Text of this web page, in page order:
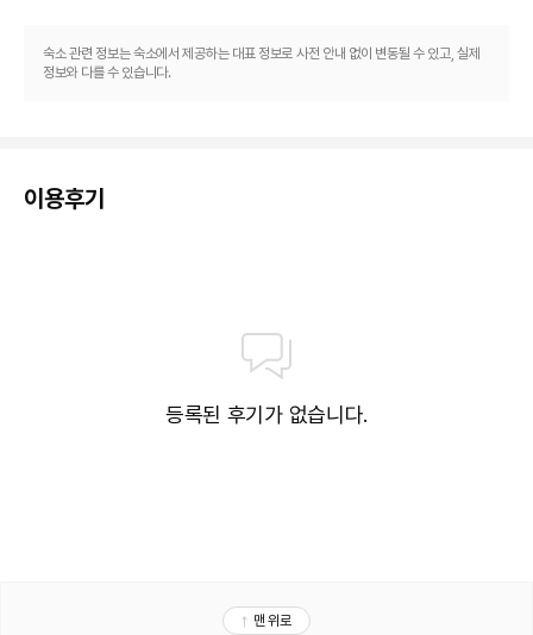
를 이용하실 수 있고, 시설 내에서 무료 셀프 주차도 가능합니다.
숙소 관련 정보는 숙소에서 제공하는 대표 정보로 사전 안내 없이 변동될 수 있고, 실제
정보와 다를 수 있습니다.
이용후기
등록된 후기가 없습니다.